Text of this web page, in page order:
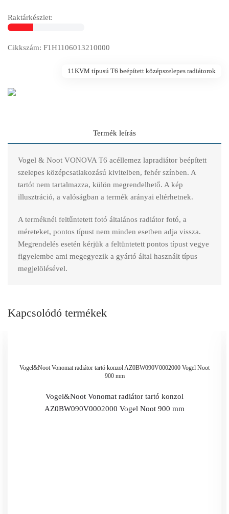
Raktárkészlet:
Cikkszám: F1H1106013210000
11KVM típusú T6 beépített középszelepes radiátorok
Termék leírás
Vogel & Noot VONOVA T6 acéllemez lapradiátor beépített
szelepes középcsatlakozású kivitelben, fehér színben. A
tartót nem tartalmazza, külön megrendelhető. A kép
illusztráció, a valóságban a termék arányai eltérhetnek.
A terméknél feltűntetett fotó általános radiátor fotó, a
méreteket, pontos típust nem minden esetben adja vissza.
Megrendelés esetén kérjük a feltüntetett pontos típust vegye
figyelembe ami megegyezik a gyártó által használt típus
megjelölésével.
Kapcsolódó termékek
Vogel&Noot Vonomat radiátor tartó konzol AZ0BW090V0002000 Vogel Noot
900 mm
Vogel&Noot Vonomat radiátor tartó konzol
AZ0BW090V0002000 Vogel Noot 900 mm